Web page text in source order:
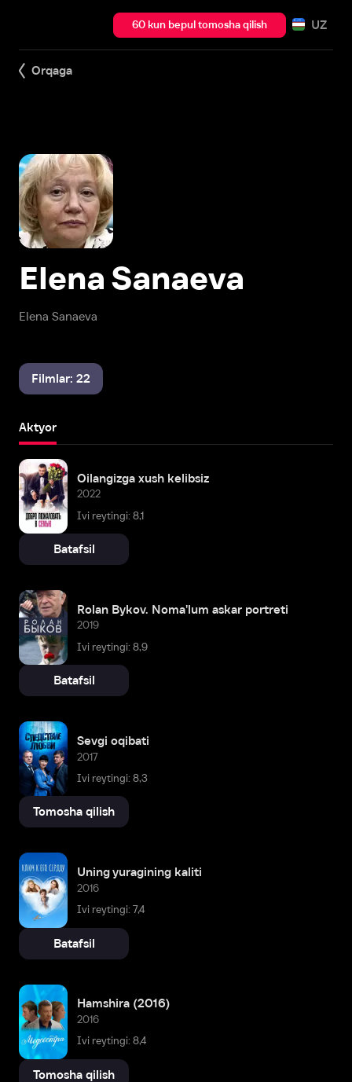
60 kun bepul tomosha qilish UZ
Orqaga
Elena Sanaeva
Elena Sanaeva
Filmlar: 22
Aktyor
Oilangizga xush kelibsiz
2022
Ivi reytingi: 8,1
Batafsil
Rolan Bykov. Noma'lum askar portreti
2019
Ivi reytingi: 8,9
Batafsil
Sevgi oqibati
2017
Ivi reytingi: 8,3
Tomosha qilish
Uning yuragining kaliti
2016
Ivi reytingi: 7,4
Batafsil
Hamshira (2016)
2016
Ivi reytingi: 8,4
Tomosha qilish